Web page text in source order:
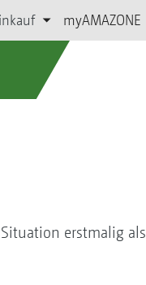
myAMAZONE
erstmalig als